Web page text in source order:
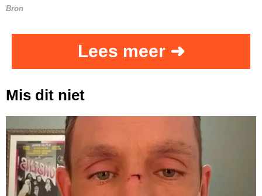
Bron
Lees meer ➜
Mis dit niet